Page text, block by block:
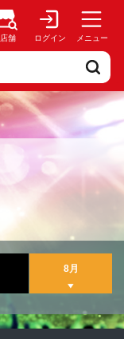
店舗 ログイン メニュー
8月